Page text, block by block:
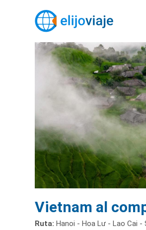
Vietnam al
Ruta: Hanoi - Hoa Lư - Lao Cai -